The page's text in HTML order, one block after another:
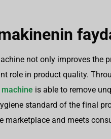
not only improves the
role in product quality.
is able to remove
standard of the final
and meets